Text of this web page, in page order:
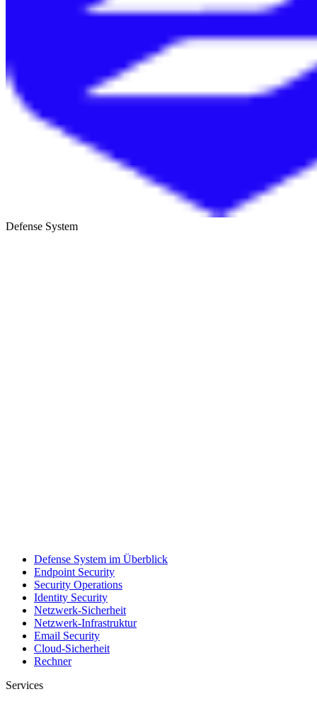
Defense System
Defense System im Überblick
Endpoint Security
Security Operations
Identity Security
Netzwerk-Sicherheit
Netzwerk-Infrastruktur
Email Security
Cloud-Sicherheit
Rechner
Services